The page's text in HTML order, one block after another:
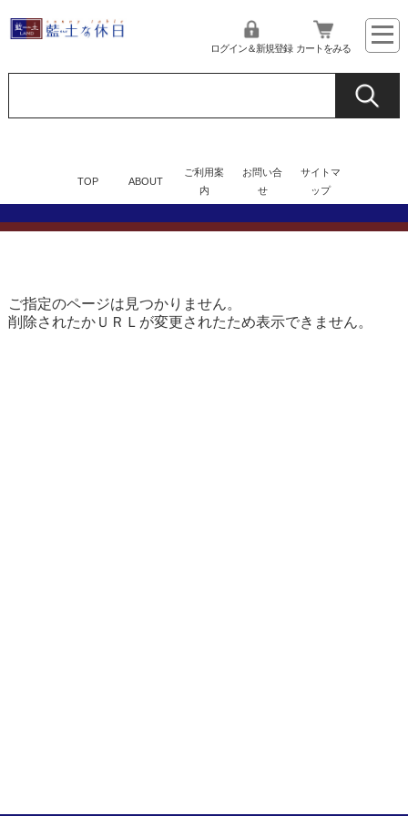
ログイン＆新規登録 カートをみる
TOP ABOUT
ご利用案
内
お問い合
せ
サイトマ
ップ
ご指定のページは見つかりません。
削除されたかＵＲＬが変更されたため表示できません。